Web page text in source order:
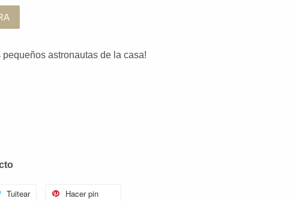
pequeños astronautas de la casa!
Tuitear Hacer pin